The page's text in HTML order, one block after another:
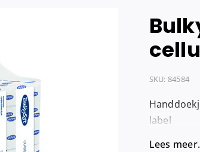
Tissues
SKU: 84584
label
Lees